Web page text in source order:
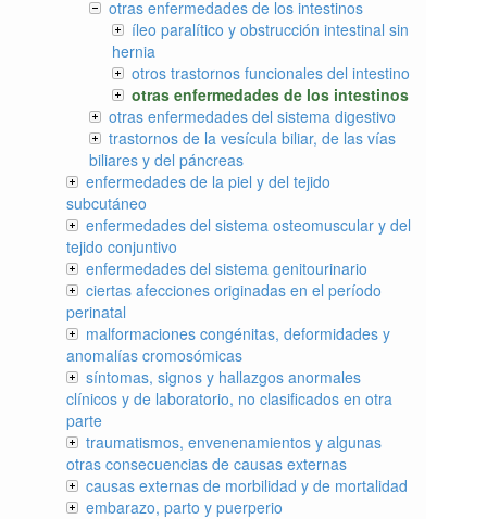
otras enfermedades de los intestinos
íleo paralítico y obstrucción intestinal sin
hernia
otros trastornos funcionales del intestino
otras enfermedades de los intestinos
otras enfermedades del sistema digestivo
trastornos de la vesícula biliar, de las vías
biliares y del páncreas
enfermedades de la piel y del tejido
subcutáneo
enfermedades del sistema osteomuscular y del
tejido conjuntivo
enfermedades del sistema genitourinario
ciertas afecciones originadas en el período
perinatal
malformaciones congénitas, deformidades y
anomalías cromosómicas
síntomas, signos y hallazgos anormales
clínicos y de laboratorio, no clasificados en otra
parte
traumatismos, envenenamientos y algunas
otras consecuencias de causas externas
causas externas de morbilidad y de mortalidad
embarazo, parto y puerperio